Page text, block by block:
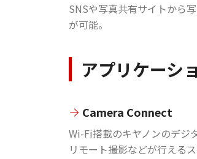
SNSや写真共有サイトから
が可能。
アプリケーシ
Camera Connect
Wi-Fi搭載のキヤノンのデジ
リモート撮影などが行えるス